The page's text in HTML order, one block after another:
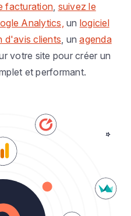
facturation, suivez le
Analytics, un logiciel
d'avis clients, unagenda
votre site pour créer un
et performant.